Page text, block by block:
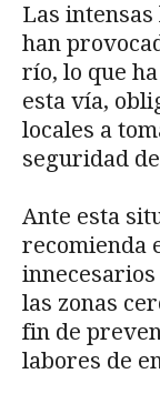
Las
han
río, lo que
esta vía,
locales a
seguridad
Ante esta
recomienda
las zonas
fin de
labores de